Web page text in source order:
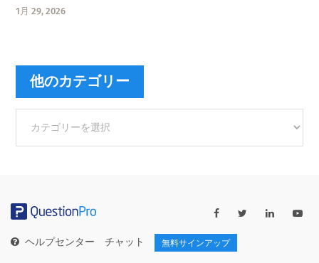
1月 29, 2026
他のカテゴリー
カ
ー
ヘルプセンター チャット 無料サインアップ